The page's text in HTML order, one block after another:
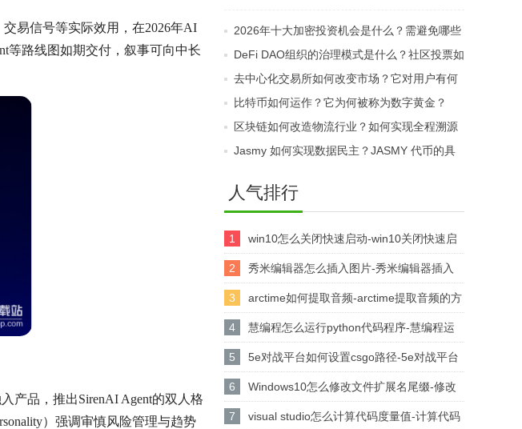
易信号等实际效用，在2026年AI
等路线图如期交付，叙事可向中长
产品，推出SirenAI Agent的双人格
）强调审慎风险管理与趋势
要求为何重要？
其价格与流动性？
2026年十大加密投资机会是什么？需避免哪些
伪热点？
DeFi DAO组织的治理模式是什么？社区投票如
何管理协议资金？
去中心化交易所如何改变市场？它对用户有何
益处？
比特币如何运作？它为何被称为数字黄金？
区块链如何改造物流行业？如何实现全程溯源
透明？
Jasmy 如何实现数据民主？JASMY 代币的具
人气排行
1 win10怎么关闭快速启动-win10关闭快速启
动的方法
2 秀米编辑器怎么插入图片-秀米编辑器插入
图片的方法
3 arctime如何提取音频-arctime提取音频的方
法介绍
4 慧编程怎么运行python代码程序-慧编程运
行python代码程序的方法
5 5e对战平台如何设置csgo路径-5e对战平台
设置csgo路径的方法
6 Windows10怎么修改文件扩展名尾缀-修改
文件扩展名尾缀方法
7 visual studio怎么计算代码度量值-计算代码